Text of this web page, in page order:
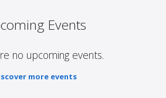
Events
no upcoming events.
more events